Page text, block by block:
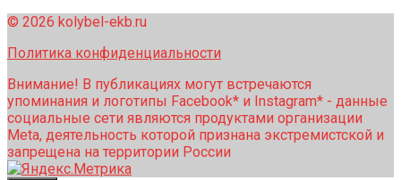
© 2026 kolybel-ekb.ru
Политика конфиденциальности
Внимание! В публикациях могут встречаются
упоминания и логотипы Facebook* и Instagram* - данные
социальные сети являются продуктами организации
Meta, деятельность которой признана экстремистской и
запрещена на территории России